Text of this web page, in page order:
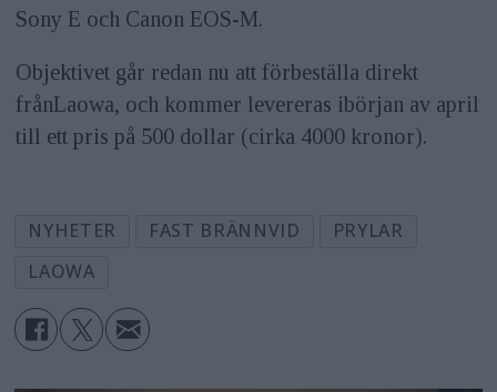
Sony E och Canon EOS-M.
Objektivet går redan nu att förbeställa direkt
frånLaowa, och kommer levereras ibörjan av april
till ett pris på 500 dollar (cirka 4000 kronor).
NYHETER FAST BRÄNNVID
PRYLAR
LAOWA